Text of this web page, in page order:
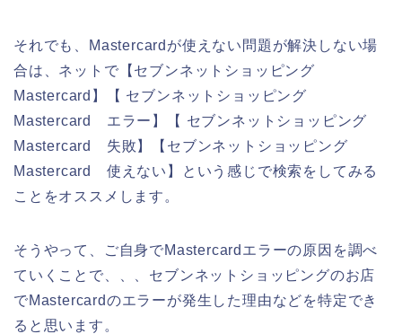
それでも、Mastercardが使えない問題が解決しない場
合は、ネットで【セブンネットショッピング
Mastercard】【 セブンネットショッピング
Mastercard エラー】【 セブンネットショッピング
Mastercard 失敗】【セブンネットショッピング
Mastercard 使えない】という感じで検索をしてみる
ことをオススメします。
そうやって、ご自身でMastercardエラーの原因を調べ
ていくことで、、、セブンネットショッピングのお店
でMastercardのエラーが発生した理由などを特定でき
ると思います。